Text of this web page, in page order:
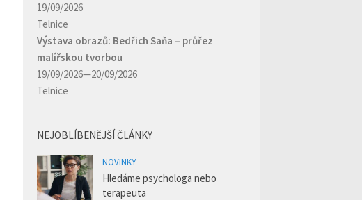
19/09/2026
Telnice
Výstava obrazů: Bedřich Saňa – průřez
malířskou tvorbou
19/09/2026—20/09/2026
Telnice
NEJOBLÍBENĚJŠÍ ČLÁNKY
NOVINKY
Hledáme psychologa nebo
terapeuta